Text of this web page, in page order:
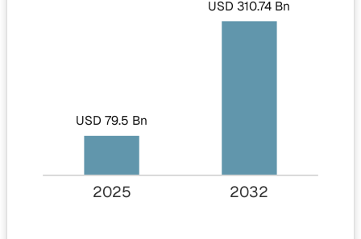
USD 79.5 Bn
USD 310.74 Bn
2025 2032